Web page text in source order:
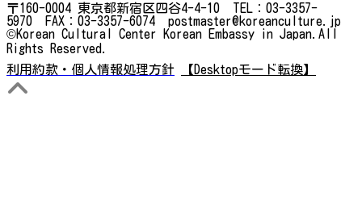
〒160-0004 東京都新宿区四谷4-4-10 TEL：03-3357-
5970 FAX：03-3357-6074 postmaster@koreanculture.jp
©Korean Cultural Center Korean Embassy in Japan.All
Rights Reserved.
利用約款・個人情報処理方針
【Desktopモード転換】